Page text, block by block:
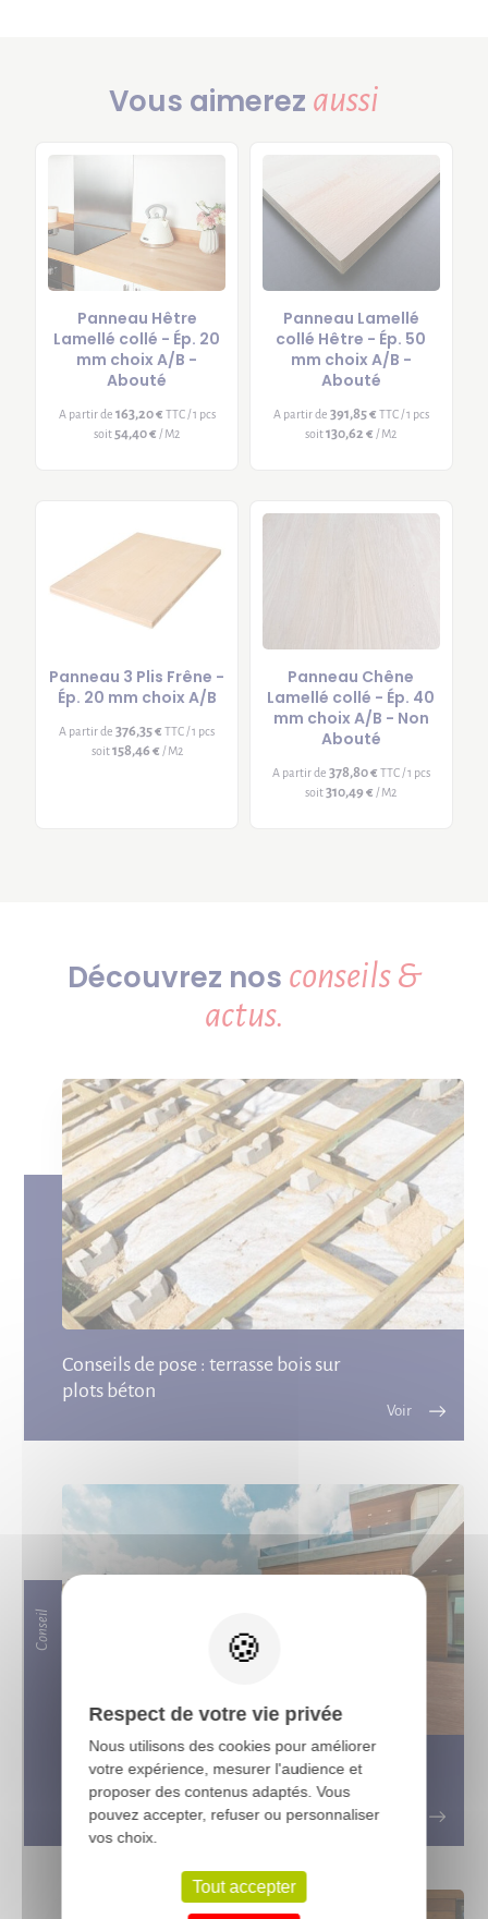
Vous aimerez aussi
Panneau Hêtre
Lamellé collé - Ép. 20
mm choix A/B -
Abouté
A partir de 163,20 € TTC / 1 pcs
soit 54,40 € / M2
Panneau Lamellé
collé Hêtre - Ép. 50
mm choix A/B -
Abouté
A partir de 391,85 € TTC / 1 pcs
soit130,62 € / M2
Panneau 3 Plis Frêne -
Ép. 20 mm choix A/B
A partir de376,35 € TTC / 1 pcs
soit158,46 € / M2
Panneau Chêne
Lamellé collé - Ép. 40
mm choix A/B - Non
Abouté
A partir de 378,80 € TTC / 1 pcs
soit310,49 € / M2
Découvrez nos conseils &
actus.
Conseils de pose : terrasse bois sur
plots béton
Conseil
Tout ce que vous devez savoir sur les
terrasses en bois exotique
Respect de votre vie privée
Nous utilisons des cookies pour améliorer
votre expérience, mesurer l'audience et
proposer des contenus adaptés. Vous
pouvez accepter, refuser ou personnaliser
vos choix.
Tout accepter